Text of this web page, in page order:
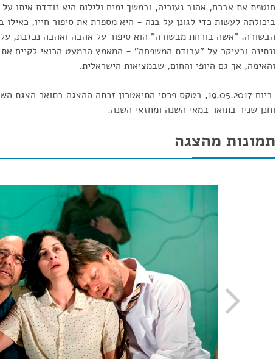
חוטפת את אברם, אהוב נעוריה, ובמשך ימים ולילות היא נודדת איתו
ביכולתה לעשות כדי לגונן על בנה - היא מספרת את סיפור חייו, כאילו
הבשורה. "אשה בורחת מבשורה" הוא סיפור על אהבה ואהבה נכזבת, על
ונתינה ובעיקר על "עבודת המשפחה" - המאמץ הכמעט הרואי לקיים
והאימה, אך גם היופי והחום, שבמציאות הישראלית.
ביום 19.05.2017, בטקס פרסי התיאטרון זכתה ההצגה
וחנן שניר בתואר במאי השנה ומחזאי השנה.
תמונות מהצגה